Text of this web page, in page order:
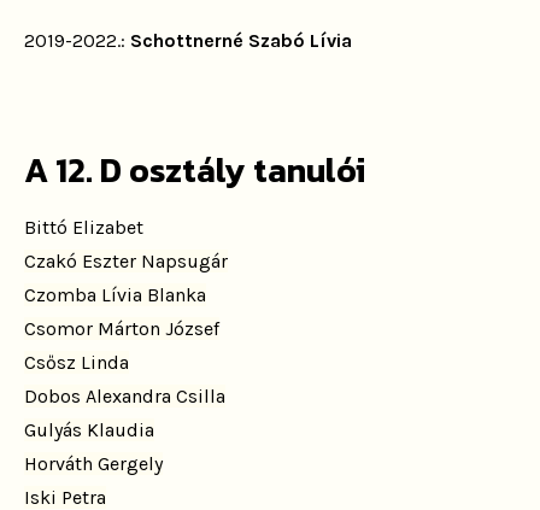
2019-2022.: Schottnerné Szabó Lívia
A 12. D osztály tanulói
Bittó Elizabet
Czakó Eszter Napsugár
Czomba Lívia Blanka
Csomor Márton József
Csősz Linda
Dobos Alexandra Csilla
Gulyás Klaudia
Horváth Gergely
Iski Petra